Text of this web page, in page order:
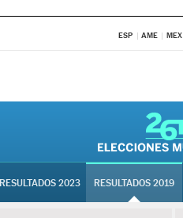
ESP AME MEX
RESULTADOS 2023 RESULTADOS 2019